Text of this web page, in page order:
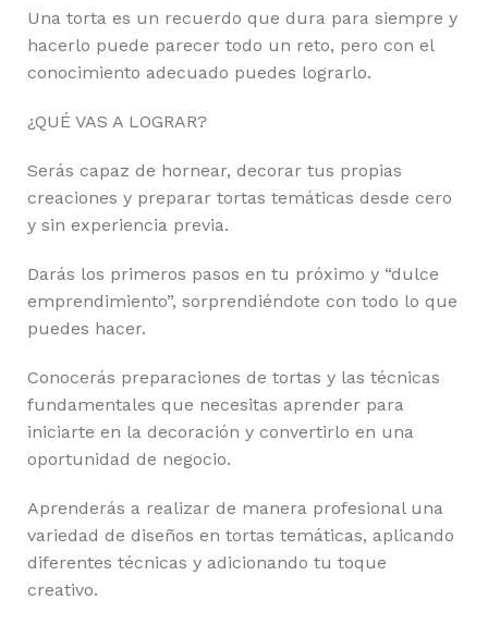
Una torta es un recuerdo que dura para siempre y
hacerlo puede parecer todo un reto, pero con el
conocimiento adecuado puedes lograrlo.
¿QUÉ VAS A LOGRAR?
Serás capaz de hornear, decorar tus propias
creaciones y preparar tortas temáticas desde cero
y sin experiencia previa.
Darás los primeros pasos en tu próximo y “dulce
emprendimiento”, sorprendiéndote con todo lo que
puedes hacer.
Conocerás preparaciones de tortas y las técnicas
fundamentales que necesitas aprender para
iniciarte en la decoración y convertirlo en una
oportunidad de negocio.
Aprenderás a realizar de manera profesional una
variedad de diseños en tortas temáticas, aplicando
diferentes técnicas y adicionando tu toque
creativo.